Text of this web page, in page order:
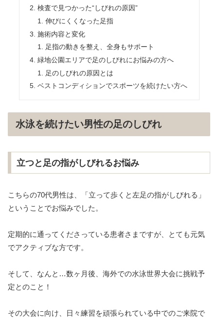
検査で見つかった“しびれの原因”
伸びにくくなった足指
施術内容と変化
足指の動きを整え、全身もサポート
緑地公園エリアで足のしびれにお悩みの方へ
足のしびれの原因とは
ベストコンディションでスポーツを続けたい方へ
水泳を続けたい男性の足のしびれ
立つと足の指がしびれるお悩み
こちらの70代男性は、「立って歩くと左足の指がしびれる」
ということでお悩みでした。
定期的に通ってくださっている患者さまですが、とても元気
でアクティブな方です。
そして、なんと…数ヶ月後、海外での水泳世界大会に挑戦予
定とのこと！
その大会に向け、日々練習を頑張られている中でのご来院で